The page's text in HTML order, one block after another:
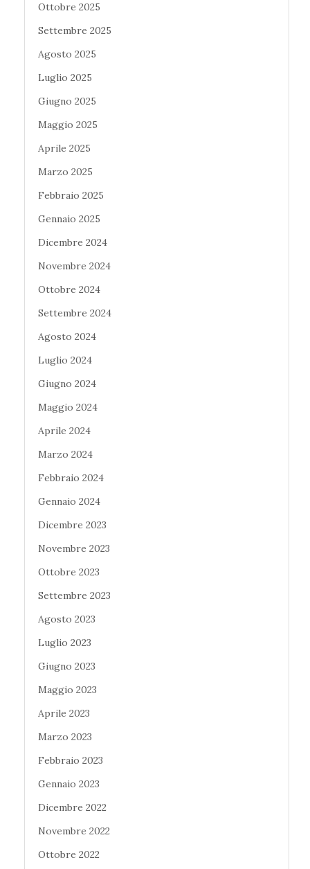
Ottobre 2025
Settembre 2025
Agosto 2025
Luglio 2025
Giugno 2025
Maggio 2025
Aprile 2025
Marzo 2025
Febbraio 2025
Gennaio 2025
Dicembre 2024
Novembre 2024
Ottobre 2024
Settembre 2024
Agosto 2024
Luglio 2024
Giugno 2024
Maggio 2024
Aprile 2024
Marzo 2024
Febbraio 2024
Gennaio 2024
Dicembre 2023
Novembre 2023
Ottobre 2023
Settembre 2023
Agosto 2023
Luglio 2023
Giugno 2023
Maggio 2023
Aprile 2023
Marzo 2023
Febbraio 2023
Gennaio 2023
Dicembre 2022
Novembre 2022
Ottobre 2022